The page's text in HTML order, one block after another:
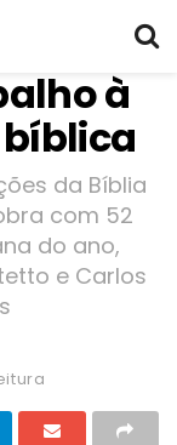
à
da Bíblia
com 52
do ano,
e Carlos